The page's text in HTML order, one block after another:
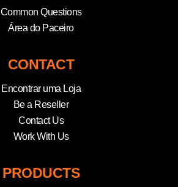
Common Questions
Área do Paceiro
CONTACT
Encontrar uma Loja
Be a Reseller
Contact Us
Work With Us
PRODUCTS